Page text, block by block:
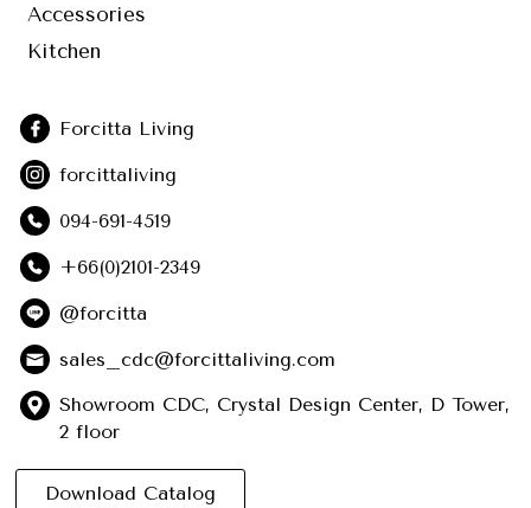
Accessories
Kitchen
Forcitta Living
forcittaliving
094-691-4519
+66(0)2101-2349
@forcitta
sales_cdc@forcittaliving.com
Showroom CDC, Crystal Design Center, D Tower,
2 floor
Download Catalog